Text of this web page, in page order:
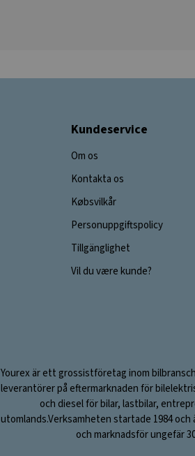
Kundeservice
Om os
Kontakta os
Købsvilkår
Personuppgiftspolicy
Tillgänglighet
Vil du være kunde?
Yourex är ett grossistföretag inom
leverantörer på eftermarknaden för
och diesel för bilar, lastbilar,
utomlands.Verksamheten startade 1984 och
och marknadsför ungefär